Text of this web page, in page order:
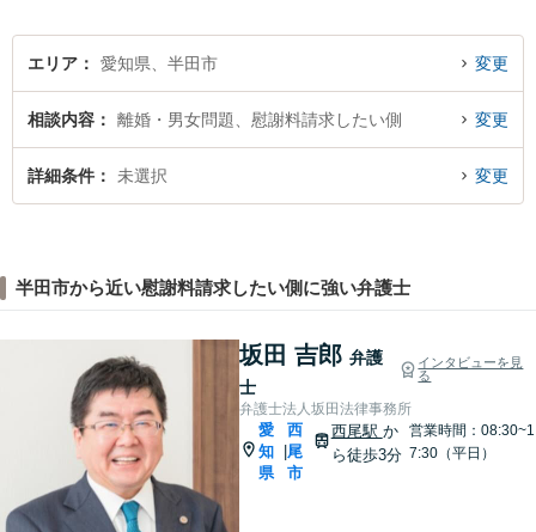
エリア 愛知県、半田市 変更
相談内容 離婚・男女問題、慰謝料請求したい側 変更
詳細条件 未選択 変更
半田市から近い慰謝料請求したい側に強い弁護士
坂田 吉郎 弁護
士
インタビューを見
る
弁護士法人坂田法律事務所
愛
知
県
西
尾
市
西尾駅 か
ら徒歩3分
営業時間：08:30~1
7:30（平日）